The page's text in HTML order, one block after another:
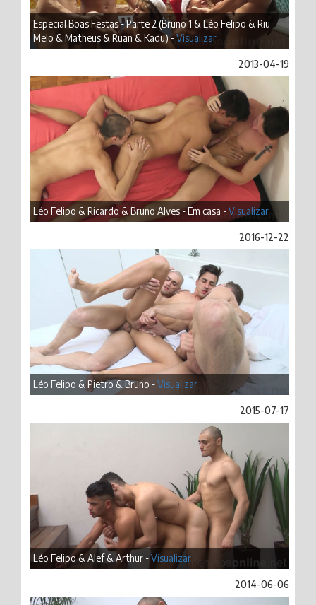
Especial Boas Festas - Parte 2 (Bruno 1 & Léo Felipo & Riu
Melo & Matheus & Ruan & Kadu) -Visualizar
2013-04-19
Léo Felipo & Ricardo & Bruno Alves - Em casa -Visualizar
2016-12-22
Léo Felipo & Pietro & Bruno -Visualizar
2015-07-17
Léo Felipo & Alef & Arthur -Visualizar
2014-06-06